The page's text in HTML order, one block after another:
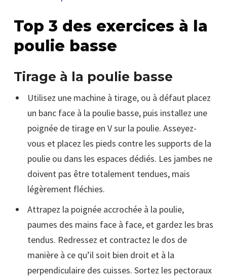
Top 3 des exercices à la
poulie basse
Tirage à la poulie basse
Utilisez une machine à tirage, ou à défaut placez
un banc face à la poulie basse, puis installez une
poignée de tirage en V sur la poulie. Asseyez-
vous et placez les pieds contre les supports de la
poulie ou dans les espaces dédiés. Les jambes ne
doivent pas être totalement tendues, mais
légèrement fléchies.
Attrapez la poignée accrochée à la poulie,
paumes des mains face à face, et gardez les bras
tendus. Redressez et contractez le dos de
manière à ce qu’il soit bien droit et à la
perpendiculaire des cuisses. Sortez les pectoraux